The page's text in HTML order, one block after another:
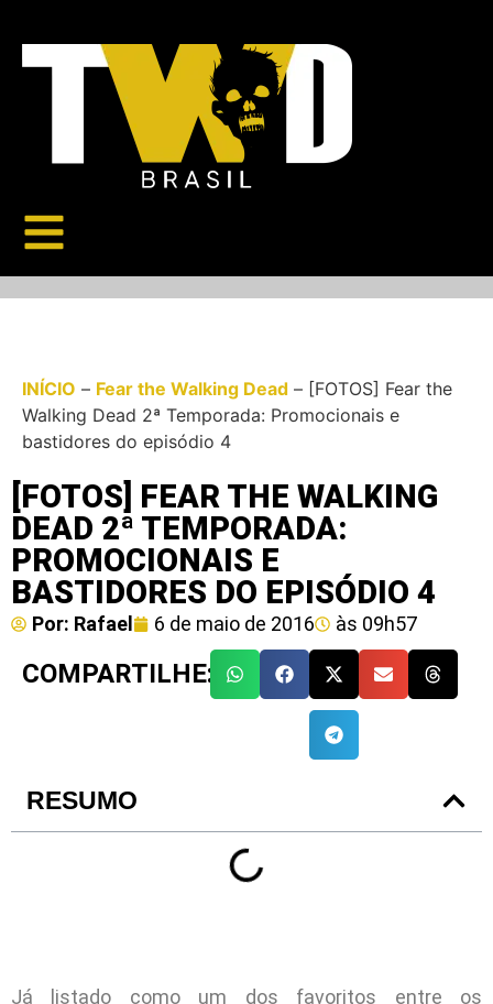
INÍCIO – Fear the Walking Dead – [FOTOS] Fear the
Walking Dead 2ª Temporada: Promocionais e
bastidores do episódio 4
[FOTOS] FEAR THE WALKING
DEAD 2ª TEMPORADA:
PROMOCIONAIS E
BASTIDORES DO EPISÓDIO 4
Por: Rafael 6 de maio de 2016 às 09h57
COMPARTILHE:
RESUMO
Já listado como um dos favoritos entre os